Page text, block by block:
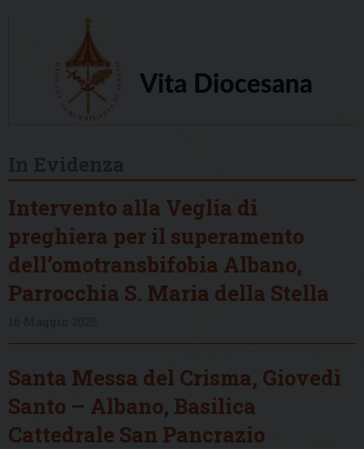
Intervento alla Veglia di
preghiera per il superamento
dell’omotransbifobia Albano,
Parrocchia S. Maria della Stella
Santa Messa del Crisma, Giovedì
Santo – Albano, Basilica
Cattedrale San Pancrazio